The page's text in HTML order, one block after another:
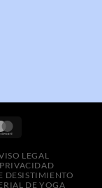
LEGAL
DESISTIMIENTO
DE YOGA